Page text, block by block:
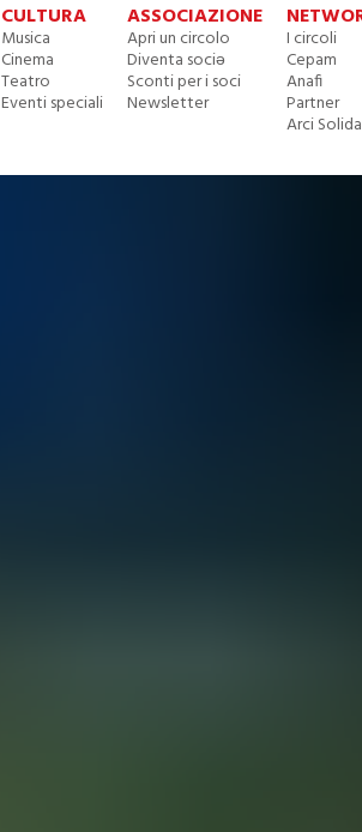
CULTURA
Musica
Cinema
Teatro
Eventi speciali
ASSOCIAZIONE
Apri un circolo
Diventa sociə
Sconti per i soci
Newsletter
I circoli
Cepam
Anafi
Partner
Arci